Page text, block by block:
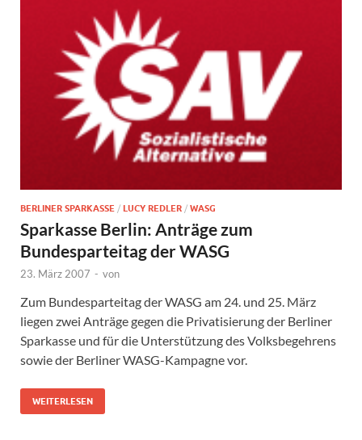
BERLINER SPARKASSE / LUCY REDLER / WASG
Sparkasse Berlin: Anträge zum
Bundesparteitag der WASG
23. März 2007 - von
Zum Bundesparteitag der WASG am 24. und 25. März
liegen zwei Anträge gegen die Privatisierung der Berliner
Sparkasse und für die Unterstützung des Volksbegehrens
sowie der Berliner WASG-Kampagne vor.
WEITERLESEN